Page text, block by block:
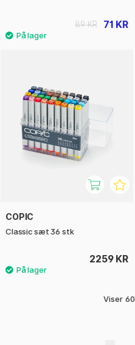
71 KR
89 KR
COPIC
Classic sæt 36 stk
2259 KR
Viser 60